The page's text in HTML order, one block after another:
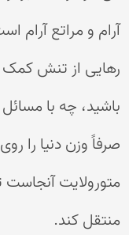
آرام و مراتع
رهایی از تنش
باشید، چه با
صرفاً وزن دنیا را
متورولایت
منتقل کند.